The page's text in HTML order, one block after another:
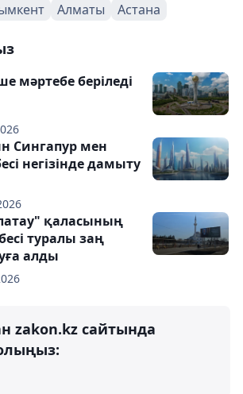
Алматы Астана
мәртебе беріледі
Сингапур мен
негізінде дамыту
қаласының
туралы заң
алды
zakon.kz сайтында